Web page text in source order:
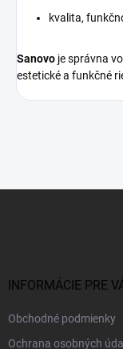
kvalita,
Sanovo je správna
estetické a funkčné
INFORMÁCIE PRE
Obchodné podmienky
Ochrana osobných